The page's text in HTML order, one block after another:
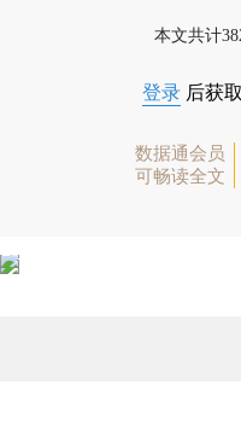
本文共计
登录 后获
数据通会员
可畅读全文